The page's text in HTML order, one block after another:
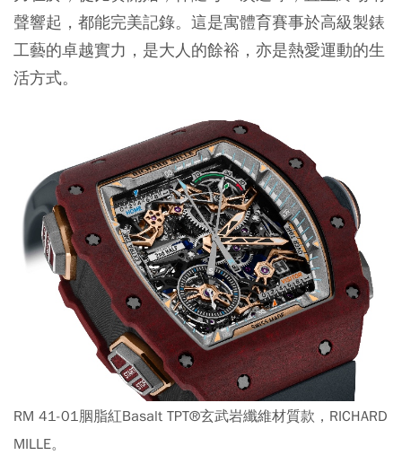
聲響起，都能完美記錄。這是寓體育賽事於高級製錶
工藝的卓越實力，是大人的餘裕，亦是熱愛運動的生
活方式。
RM 41-01胭脂紅Basalt TPT®玄武岩纖維材質款，RICHARD
MILLE。